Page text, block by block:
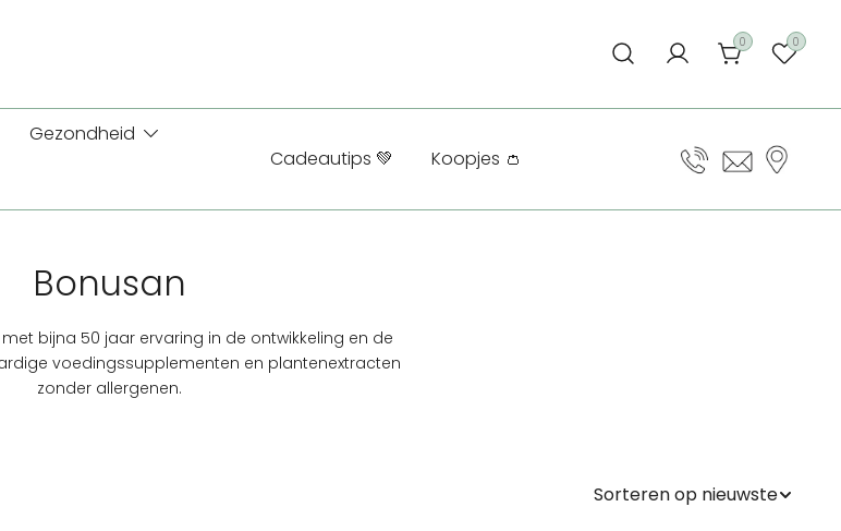
0 0
Gezondheid
Cadeautips 💚 Koopjes 👛
Bonusan
bijna 50 jaar ervaring in de ontwikkeling en de
voedingssupplementen en plantenextracten
zonder allergenen.